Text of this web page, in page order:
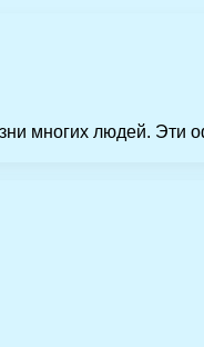
многих людей. Эти